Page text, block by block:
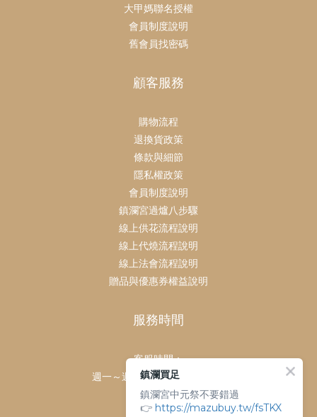
大甲媽聯名授權
會員制度說明
舊會員找密碼
顧客服務
購物流程
退換貨政策
條款與細節
隱私權政策
會員制度說明
鎮瀾宮過爐八步驟
線上供花流程說明
線上代燒流程說明
線上法會流程說明
贈品與優惠券權益說明
服務時間
客服時間：
週一～週日 上午9點～下午6點
客服電話：
04-26763688
鎮瀾買足
鎮瀾宮中元祭不要錯過
👉 https://mazubuy.tw/fsTKX